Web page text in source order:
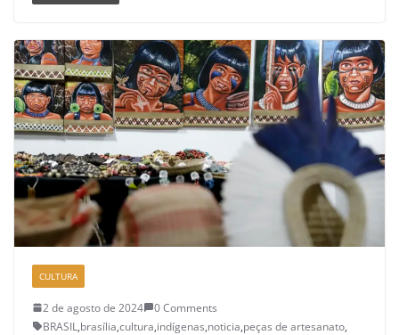
CULTURA
2 de agosto de 2024
0 Comments
BRASIL,brasília,cultura,indígenas,noticia,peças de artesanato,